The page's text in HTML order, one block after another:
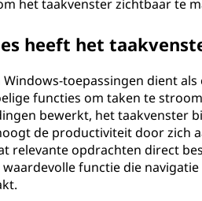
het taakvenster zichtbaar te
heeft het
toepassingen dient
functies om taken te
bewerkt, het taakvenster
de productiviteit door zich
relevante opdrachten direct
waardevolle functie die